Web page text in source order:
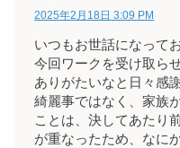
2025年2月18日 3:09 PM
いつもお世話になって
今回ワークを受け取ら
ありがたいなと日々感
綺麗事ではなく、家族
ことは、決してあたり
が重なったため、なに